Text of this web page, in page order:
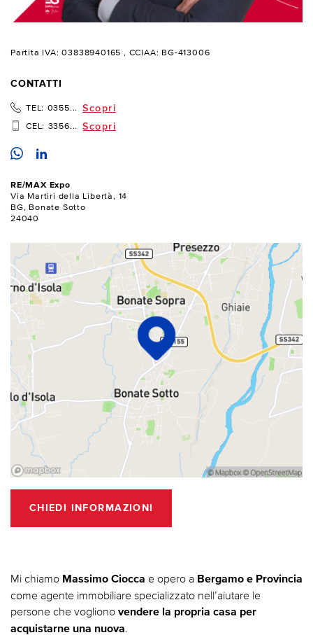
Partita IVA: 03838940165 , CCIAA: BG-413006
CONTATTI
TEL: 0355... Scopri
CEL: 3356... Scopri
RE/MAX Expo
Via Martiri della Libertà, 14
BG, Bonate Sotto
24040
CHIEDI INFORMAZIONI
Mi chiamo Massimo Ciocca e opero a Bergamo e Provincia
come agente immobiliare specializzato nell’aiutare le
persone che vogliono vendere la propria casa per
acquistarne una nuova.